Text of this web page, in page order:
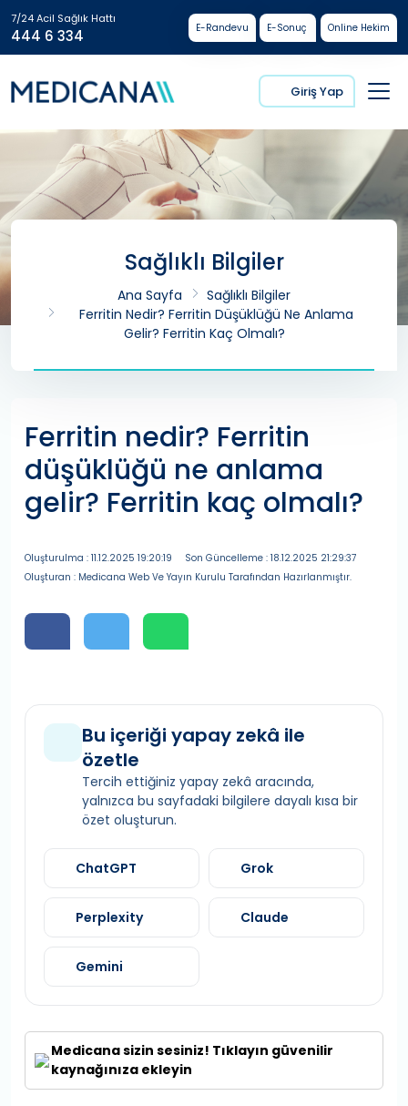
7/24 Acil Sağlık Hattı
444 6 334 E-Randevu E-Sonuç Online Hekim
Giriş Yap
Sağlıklı Bilgiler
Ana Sayfa
Sağlıklı Bilgiler
Ferritin Nedir? Ferritin Düşüklüğü Ne Anlama
Gelir? Ferritin Kaç Olmalı?
Ferritin nedir? Ferritin
düşüklüğü ne anlama
gelir? Ferritin kaç olmalı?
Oluşturulma : 11.12.2025 19:20:19
Son Güncelleme : 18.12.2025 21:29:37
Oluşturan : Medicana Web Ve Yayın Kurulu Tarafından Hazırlanmıştır.
Bu içeriği yapay zekâ ile
özetle
Tercih ettiğiniz yapay zekâ aracında,
yalnızca bu sayfadaki bilgilere dayalı kısa bir
özet oluşturun.
ChatGPT Grok
Perplexity Claude
Gemini
Medicana sizin sesiniz! Tıklayın güvenilir
kaynağınıza ekleyin